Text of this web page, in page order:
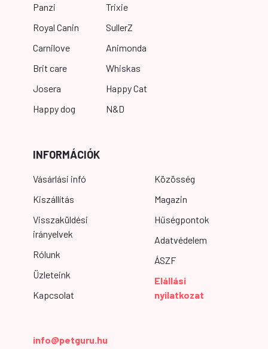
Panzi
Royal Canin
Carnilove
Brit care
Josera
Happy dog
Trixie
SullerZ
Animonda
Whiskas
Happy Cat
N&D
INFORMÁCIÓK
Vásárlási infó
Kiszállítás
Visszaküldési
irányelvek
Rólunk
Üzleteink
Kapcsolat
Közösség
Magazin
Hűségpontok
Adatvédelem
ÁSZF
Elállási
nyilatkozat
info@petguru.hu